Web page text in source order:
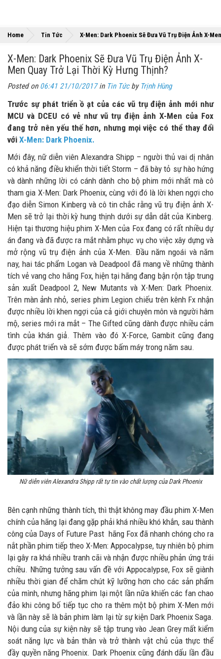
Home Tin Tức X-Men: Dark Phoenix Sẽ Đưa Vũ Trụ Điện Ảnh X-
X-Men: Dark Phoenix Sẽ Đưa Vũ Trụ Điện Ảnh X-
Men Quay Trở Lại Thời Kỳ Hưng Thịnh?
Posted on 06:41 21/10/2017in Tin Tứcby Trịnh Hùng
Trước sự phát triển ồ ạt của các vũ trụ điện ảnh mới như
MCU và DCEU có vẻ như vũ trụ điện ảnh X-Men của Fox
đang trở nên yếu thế hơn, nhưng mọi việc có thể thay đổi
với X-Men: Dark Phoenix.
Mới đây, nữ diễn viên Alexandra Shipp – người thủ vai dị nhân
có khả năng điều khiển thời tiết Storm – đã bày tỏ sự hào hứng
và dành những lời có cánh dành cho bộ phim mới nhất mà cô
tham gia X-Men: Dark Phoenix, cùng với đó là lời khen ngợi cho
đạo diễn Simon Kinberg và cô tin chắc rằng vũ trụ điện ảnh X-
Men sẽ trở lại thời kỳ hung thịnh dưới sự dẫn dắt của Kinberg.
Hiện tại thương hiệu phim X-Men của Fox đang có rất nhiều dự
án đang và đã được ra mắt nhằm phục vụ cho việc xây dựng và
mở rộng vũ trụ điện ảnh của X-Men. Đầu năm ngoái và năm
nay, hai tác phẩm Logan và Deadpool đã mang về những thành
tích vẻ vang cho hãng Fox, hiện tại hãng đang bận rộn tập trung
sản xuất Deadpool 2, New Mutants và X-Men: Dark Phoenix.
Trên màn ảnh nhỏ, series phim Legion chiếu trên kênh Fx nhận
được nhiều lời khen ngợi của cả giới chuyên môn và người hâm
mộ, series mới ra mắt – The Gifted cũng dành được nhiều cảm
tình của khán giả. Thêm vào đó X-Force, Gambit cũng đang
được phát triển và sẽ sớm được bấm máy trong năm sau.
Nữ diễn viên Alexandra Shipp rất tự tin vào chất lượng của Dark Phoenix
Bên cạnh những thành tích, thì thật không may đầu phim X-Men
chính của hãng lại đang gặp phải khá nhiều khó khắn, sau thành
công của Days of Future Past hãng Fox đã nhanh chóng cho ra
nắt phần phim tiếp theo X-Men: Appocalypse, tuy nhiên bộ phim
lại gây ra khá nhiều tranh cãi và nhận được nhiều phản ứng trái
chiều. Những tưởng sau vấn đề với Appocalypse, Fox sẽ giành
nhiều thời gian để chăm chút kỹ lưỡng hơn cho các sản phẩm
của mình, nhưng hãng phim lại một lần nữa khiến các fan chao
đảo khi công bố tiếp tục cho ra thêm một bộ phim X-Men mới
và lần này sẽ là bản phim làm lại từ sự kiện Dark Phoenix Saga.
Nội dung của sự kiện này sẽ tập trung vào Jean Grey mất kiểm
soát năng lực và bản thân và trở thành vật chủ của thực thể
đầy quyền năng Phoenix. Dark Phoenix cũng đánh dấu lần đầu